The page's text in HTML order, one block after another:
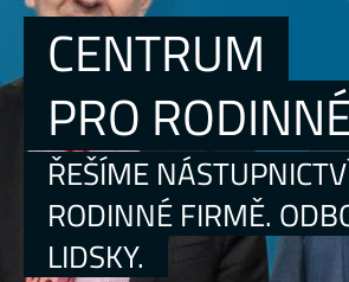
CENTRUM
PRO
ŘEŠÍME
RODINNÉ FIRMĚ.
LIDSKY.